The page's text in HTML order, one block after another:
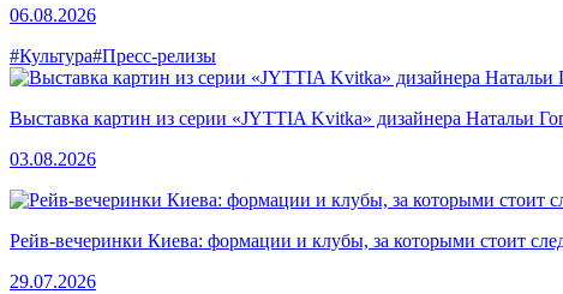
06.08.2026
#Культура#Пресс-релизы
Выставка картин из серии «JYTTIA Kvitka» дизайнера Натальи
03.08.2026
Рейв-вечеринки Киева: формации и клубы, за которыми стоит
29.07.2026